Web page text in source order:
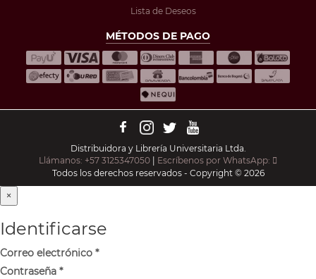
Lista de Deseos
MÉTODOS DE PAGO
Distribuidora y Librería Universitaria Ltda.
Llámanos: +57 3125347050
Escríbenos por WhatsApp:
Todos los derechos reservados - Copyright © 2026
×
Identificarse
Correo electrónico *
Contraseña *